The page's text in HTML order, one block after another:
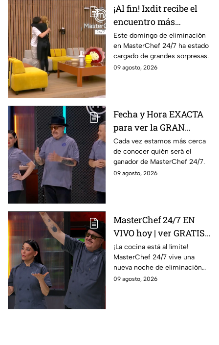
¡Al fin! Ixdit recibe el
encuentro más
esperado en
MasterChef 24/7 este
domingo 9 de agosto
Este domingo de eliminación
en MasterChef 24/7 ha estado
cargado de grandes sorpresas.
09 agosto, 2026
Fecha y Hora EXACTA
para ver la GRAN
FINAL de MasterChef
24/7
Cada vez estamos más cerca
de conocer quién será el
ganador de MasterChef 24/7.
09 agosto, 2026
MasterChef 24/7 EN
VIVO hoy | ver GRATIS
en línea la transmisión
del domingo de
ELIMINACIÓN del 09 de
agosto de la edición
¡La cocina está al límite!
MasterChef 24/7 vive una
nueva noche de eliminación
donde un cocinero tendrá que
09 agosto, 2026